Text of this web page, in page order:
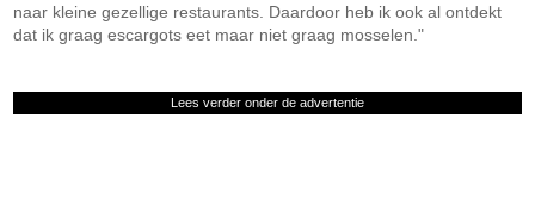
naar kleine gezellige restaurants. Daardoor heb ik ook al ontdekt
dat ik graag escargots eet maar niet graag mosselen."
Lees verder onder de advertentie